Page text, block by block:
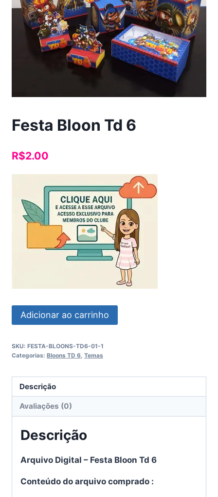
Festa Bloon Td 6
R$2.00
Festa
Bloon
6
Adicionar ao carrinho
SKU: FESTA-BLOONS-TD6-01-1
Categorias: Bloons TD 6, Temas
Descrição
Avaliações (0)
Descrição
Arquivo Digital – Festa Bloon Td 6
Conteúdo do arquivo comprado :